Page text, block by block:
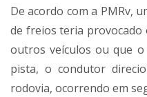
De acordo com a PMRv,
de freios teria provocado
outros veículos ou que
pista, o condutor
rodovia, ocorrendo em